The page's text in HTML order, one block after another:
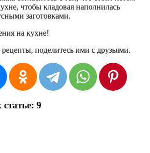
чтобы кладовая наполнилась
заготовками.
на кухне!
поделитесь ими с друзьями.
9